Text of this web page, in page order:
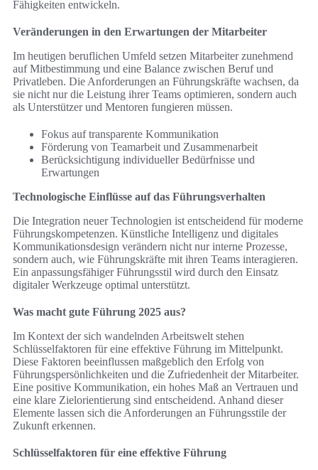
Fähigkeiten entwickeln.
Veränderungen in den Erwartungen der Mitarbeiter
Im heutigen beruflichen Umfeld setzen Mitarbeiter zunehmend
auf Mitbestimmung und eine Balance zwischen Beruf und
Privatleben. Die Anforderungen an Führungskräfte wachsen, da
sie nicht nur die Leistung ihrer Teams optimieren, sondern auch
als Unterstützer und Mentoren fungieren müssen.
Fokus auf transparente Kommunikation
Förderung von Teamarbeit und Zusammenarbeit
Berücksichtigung individueller Bedürfnisse und
Erwartungen
Technologische Einflüsse auf das Führungsverhalten
Die Integration neuer Technologien ist entscheidend für moderne
Führungskompetenzen. Künstliche Intelligenz und digitales
Kommunikationsdesign verändern nicht nur interne Prozesse,
sondern auch, wie Führungskräfte mit ihren Teams interagieren.
Ein anpassungsfähiger Führungsstil wird durch den Einsatz
digitaler Werkzeuge optimal unterstützt.
Was macht gute Führung 2025 aus?
Im Kontext der sich wandelnden Arbeitswelt stehen
Schlüsselfaktoren für eine effektive Führung im Mittelpunkt.
Diese Faktoren beeinflussen maßgeblich den Erfolg von
Führungspersönlichkeiten und die Zufriedenheit der Mitarbeiter.
Eine positive Kommunikation, ein hohes Maß an Vertrauen und
eine klare Zielorientierung sind entscheidend. Anhand dieser
Elemente lassen sich die Anforderungen an Führungsstile der
Zukunft erkennen.
Schlüsselfaktoren für eine effektive Führung